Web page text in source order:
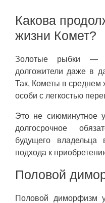
Какова
жизни Комет?
Золотые рыбки —
долгожители даже в
Так, Кометы в среднем
особи с легкостью
Это не сиюминутное
долгосрочное
будущего владельца
подхода к
Половой
Половой диморфизм